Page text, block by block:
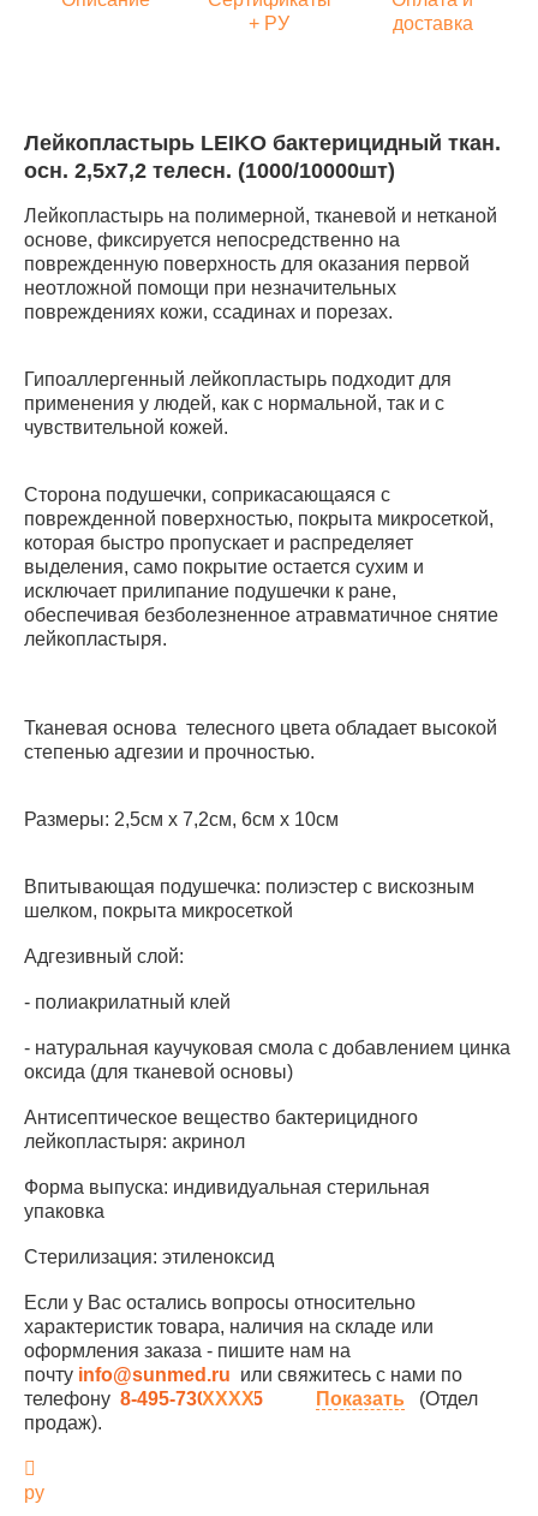
+ РУ
доставка
Лейкопластырь LEIKO бактерицидный ткан.
осн. 2,5х7,2 телесн. (1000/10000шт)
Лейкопластырь на полимерной, тканевой и нетканой
основе, фиксируется непосредственно на
поврежденную поверхность для оказания первой
неотложной помощи при незначительных
повреждениях кожи, ссадинах и порезах.
Гипоаллергенный лейкопластырь подходит для
применения у людей, как с нормальной, так и с
чувствительной кожей.
Сторона подушечки, соприкасающаяся с
поврежденной поверхностью, покрыта микросеткой,
которая быстро пропускает и распределяет
выделения, само покрытие остается сухим и
исключает прилипание подушечки к ране,
обеспечивая безболезненное атравматичное снятие
лейкопластыря.
Тканевая основа телесного цвета обладает высокой
степенью адгезии и прочностью.
Размеры: 2,5см х 7,2см, 6см х 10см
Впитывающая подушечка: полиэстер с вискозным
шелком, покрыта микросеткой
Адгезивный слой:
- полиакрилатный клей
- натуральная каучуковая смола с добавлением цинка
оксида (для тканевой основы)
Антисептическое вещество бактерицидного
лейкопластыря: акринол
Форма выпуска: индивидуальная стерильная
упаковка
Стерилизация: этиленоксид
Если у Вас остались вопросы относительно
характеристик товара, наличия на складе или
оформления заказа - пишите нам на
почту info@sunmed.ru или свяжитесь с нами по
телефону 8-495-730-90-25 Показать (Отдел
продаж).
ру